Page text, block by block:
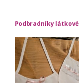
Podbradníky látkové